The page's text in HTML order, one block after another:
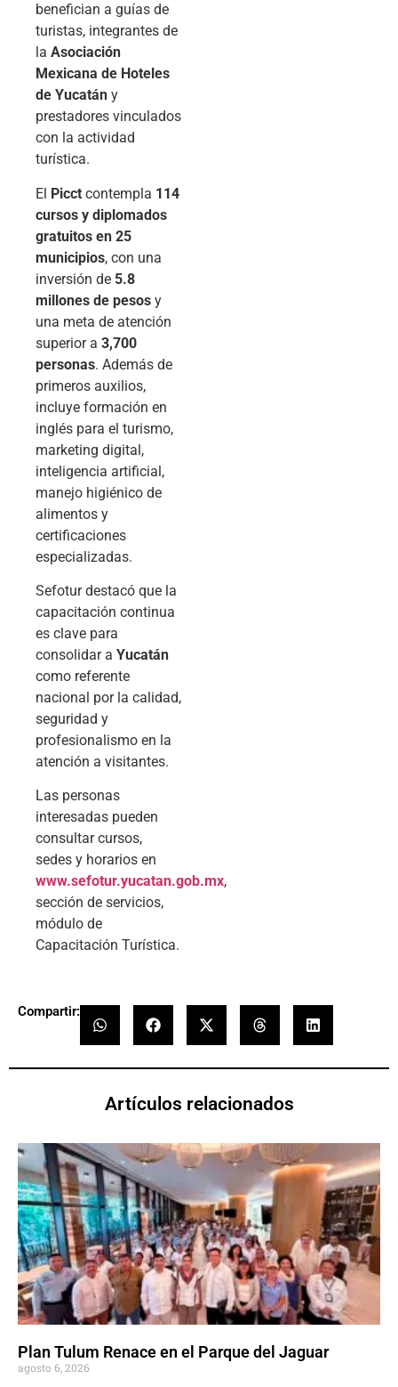
benefician a guías de
turistas, integrantes de
la Asociación
Mexicana de Hoteles
de Yucatán y
prestadores vinculados
con la actividad
turística.
El Picct contempla 114
cursos y diplomados
gratuitos en 25
municipios, con una
inversión de 5.8
millones de pesos y
una meta de atención
superior a 3,700
personas. Además de
primeros auxilios,
incluye formación en
inglés para el turismo,
marketing digital,
inteligencia artificial,
manejo higiénico de
alimentos y
certificaciones
especializadas.
Sefotur destacó que la
capacitación continua
es clave para
consolidar a Yucatán
como referente
nacional por la calidad,
seguridad y
profesionalismo en la
atención a visitantes.
Las personas
interesadas pueden
consultar cursos,
sedes y horarios en
www.sefotur.yucatan.gob.mx,
sección de servicios,
módulo de
Capacitación Turística.
Compartir:
Artículos relacionados
Plan Tulum Renace en el Parque del Jaguar
agosto 6, 2026